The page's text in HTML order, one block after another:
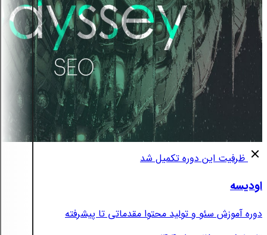
ظرفیت این دوره تکمیل شد
اودیسه
دوره آموزش سئو و تولید محتوا مقدماتی تا پیشرفته